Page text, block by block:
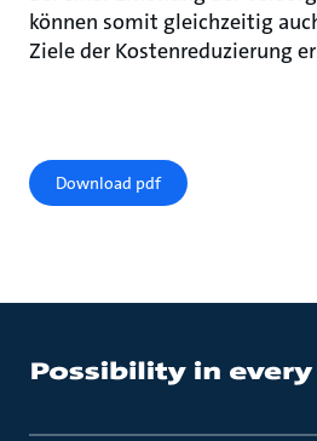
können somit gleichzeitig
Ziele der Kostenreduzierung
Download pdf